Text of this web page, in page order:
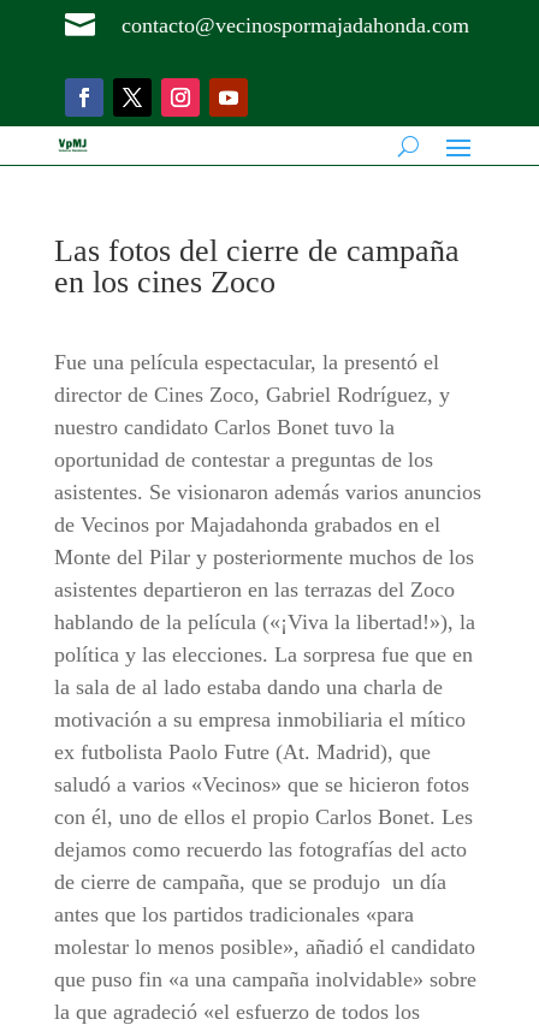
 contacto@vecinospormajadahonda.com
Las fotos del cierre de campaña
en los cines Zoco
Fue una película espectacular, la presentó el
director de Cines Zoco, Gabriel Rodríguez, y
nuestro candidato Carlos Bonet tuvo la
oportunidad de contestar a preguntas de los
asistentes. Se visionaron además varios anuncios
de Vecinos por Majadahonda grabados en el
Monte del Pilar y posteriormente muchos de los
asistentes departieron en las terrazas del Zoco
hablando de la película («¡Viva la libertad!»), la
política y las elecciones. La sorpresa fue que en
la sala de al lado estaba dando una charla de
motivación a su empresa inmobiliaria el mítico
ex futbolista Paolo Futre (At. Madrid), que
saludó a varios «Vecinos» que se hicieron fotos
con él, uno de ellos el propio Carlos Bonet. Les
dejamos como recuerdo las fotografías del acto
de cierre de campaña, que se produjo un día
antes que los partidos tradicionales «para
molestar lo menos posible», añadió el candidato
que puso fin «a una campaña inolvidable» sobre
la que agradeció «el esfuerzo de todos los